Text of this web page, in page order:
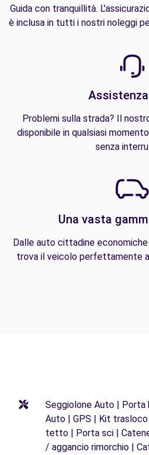
Guida con tranquillità.
è inclusa in tutti i nostri noleggi
Problemi sulla strada? Il
disponibile in qualsiasi
senza
Una vasta
Dalle auto cittadine economiche
trova il veicolo perfettamente
Seggiolone Auto |
Auto | GPS | Kit
tetto | Porta sci |
/ aggancio rimorchio |